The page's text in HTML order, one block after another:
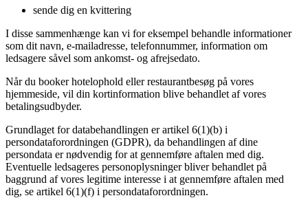
sende dig en kvittering
I disse sammenhænge kan vi for eksempel behandle informationer
som dit navn, e-mailadresse, telefonnummer, information om
ledsagere såvel som ankomst- og afrejsedato.
Når du booker hotelophold eller restaurantbesøg på vores
hjemmeside, vil din kortinformation blive behandlet af vores
betalingsudbyder.
Grundlaget for databehandlingen er artikel 6(1)(b) i
persondataforordningen (GDPR), da behandlingen af dine
persondata er nødvendig for at gennemføre aftalen med dig.
Eventuelle ledsageres personoplysninger bliver behandlet på
baggrund af vores legitime interesse i at gennemføre aftalen med
dig, se artikel 6(1)(f) i persondataforordningen.